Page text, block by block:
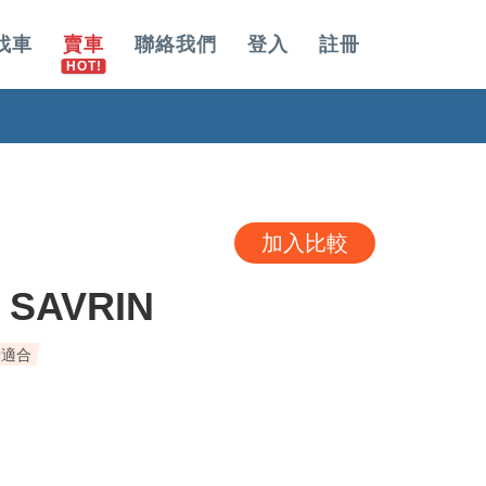
車 賣車 聯絡我們 登入 註冊
加入比較
合